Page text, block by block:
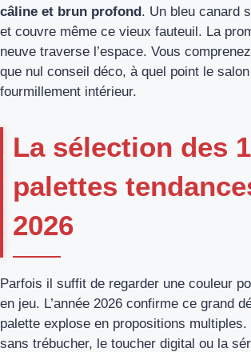
câline et brun profond. Un bleu canard
et couvre même ce vieux fauteuil. La
neuve traverse l’espace. Vous
que nul conseil déco, à quel point le
fourmillement intérieur.
La sélection des
palettes
2026
Parfois il suffit de regarder une couleur
en jeu. L’année 2026 confirme ce grand
palette explose en propositions multiples.
sans trébucher, le toucher digital ou la